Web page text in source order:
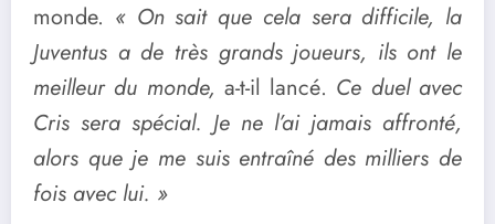
monde. « On sait que cela sera difficile, la
Juventus a de très grands joueurs, ils ont le
meilleur du monde, a-t-il lancé. Ce duel avec
Cris sera spécial. Je ne l’ai jamais affronté,
alors que je me suis entraîné des milliers de
fois avec lui. »